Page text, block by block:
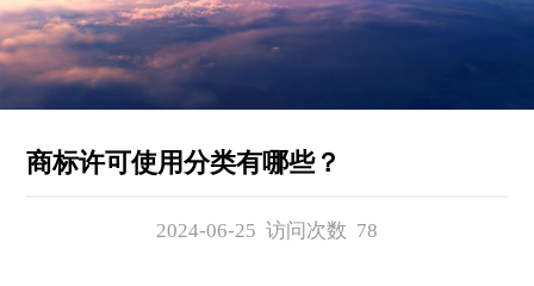
商标许可使用分类有哪些？
2024-06-25 访问次数 78